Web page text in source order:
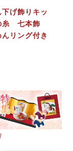
げ飾りキッ
糸 七本飾
リング付き